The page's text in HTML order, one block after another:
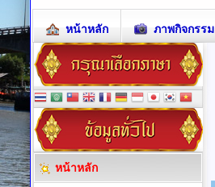
หน้าหลัก ภาพกิจกรรม
หน้าหลัก